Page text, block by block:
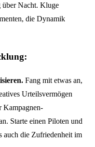
über Nacht. Kluge
die Dynamik
Fang mit etwas an,
Urteilsvermögen
Kampagnen-
Starte einen Piloten und
auch die Zufriedenheit im